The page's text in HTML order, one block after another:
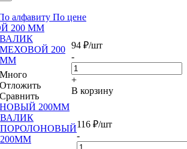
алфавиту По цене
200 ММ
ВАЛИК
МЕХОВОЙ 200
ММ
Много
Отложить
Сравнить
94 ₽/шт
-
+
В корзину
200ММ
ВАЛИК
ПОРОЛОНОВЫЙ
200ММ
116 ₽/шт
-